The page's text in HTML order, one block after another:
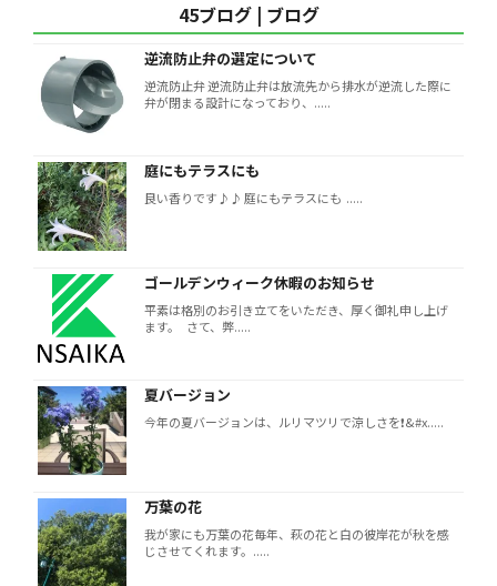
45ブログ | ブログ
逆流防止弁の選定について
逆流防止弁 逆流防止弁は放流先から排水が逆流した際に
弁が閉まる設計になっており、.....
庭にもテラスにも
良い香りです♪♪ 庭にもテラスにも .....
ゴールデンウィーク休暇のお知らせ
平素は格別のお引き立てをいただき、厚く御礼申し上げ
ます。 さて、弊.....
夏バージョン
今年の夏バージョンは、ルリマツリで涼しさを❗️&#x.....
万葉の花
我が家にも万葉の花毎年、萩の花と白の彼岸花が秋を感
じさせてくれます。.....